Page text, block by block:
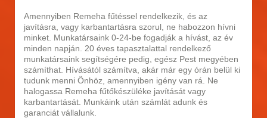
Amennyiben Remeha fűtéssel rendelkezik, és az
javításra, vagy karbantartásra szorul, ne habozzon hívni
minket. Munkatársaink 0-24-be fogadják a hívást, az év
minden napján. 20 éves tapasztalattal rendelkező
munkatársaink segítségére pedig, egész Pest megyében
számíthat. Hívásától számítva, akár már egy órán belül ki
tudunk menni Önhöz, amennyiben igény van rá. Ne
halogassa Remeha fűtőkészüléke javítását vagy
karbantartását. Munkáink után számlát adunk és
garanciát vállalunk.